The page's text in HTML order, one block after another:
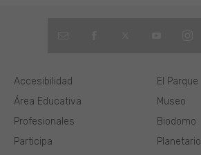
El Parque
Museo
Biodomo
Área Educativa
Profesionales
Participa
Accesibilidad